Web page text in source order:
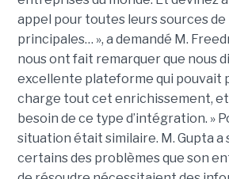
appel pour toutes leurs sources
principales… », a demandé M.
nous ont fait remarquer que nous
excellente plateforme qui pouvait
charge tout cet enrichissement, et
besoin de ce type d’intégration. »
situation était similaire. M. Gupta a
certains des problèmes que son